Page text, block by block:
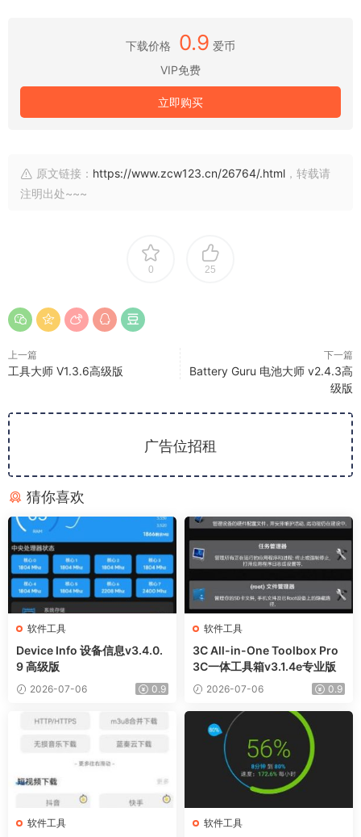
下载价格 0.9 爱币
VIP免费
立即购买
原文链接： https://www.zcw123.cn/26764/.html ，转载请
注明出处~~~
0 25
上一篇
工具大师 V1.3.6高级版
下一篇
Battery Guru 电池大师 v2.4.3高
级版
广告位招租
猜你喜欢
软件工具
Device Info 设备信息v3.4.0.
9 高级版
2026-07-06 0.9
软件工具
3C All-in-One Toolbox Pro
3C一体工具箱v3.1.4e专业版
2026-07-06 0.9
软件工具 软件工具